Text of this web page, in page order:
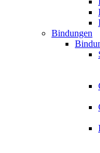
Bindungen